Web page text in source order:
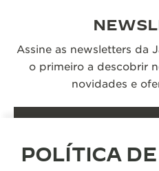
Assine as newsletters da
o primeiro a descobrir
novidades e
POLÍTICA